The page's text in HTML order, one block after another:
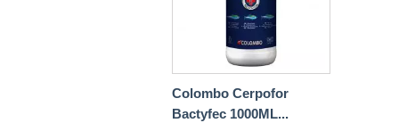
Colombo Cerpofor
Bactyfec 1000ML...